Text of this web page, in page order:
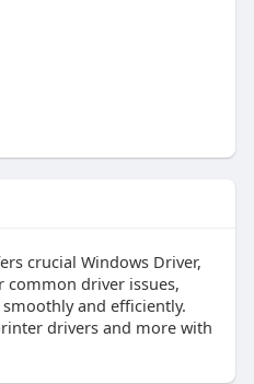
crucial Windows Driver,
common driver issues,
and efficiently.
drivers and more with